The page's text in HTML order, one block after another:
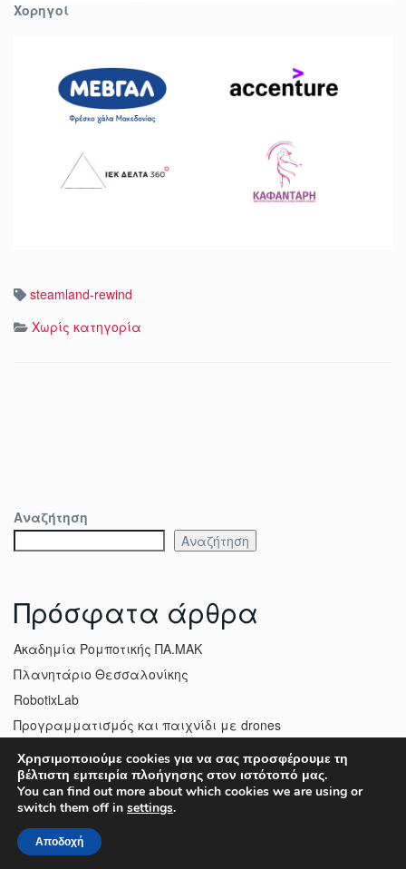
Χορηγοί
steamland-rewind
Χωρίς κατηγορία
Αναζήτηση
Αναζήτηση
Πρόσφατα άρθρα
Ακαδημία Ρομποτικής ΠΑ.ΜΑΚ
Πλανητάριο Θεσσαλονίκης
RobotixLab
Προγραμματισμός και παιχνίδι με drones
Δημιουργούμε με TechCard και Lego!
Πρόσφατα σχόλια
Χωρίς σχόλια για εμφάνιση.
Χρησιμοποιούμε cookies για να σας προσφέρουμε τη
βέλτιστη εμπειρία πλοήγησης στον ιστότοπό μας.
You can find out more about which cookies we are using or
switch them off in settings.
Αποδοχή